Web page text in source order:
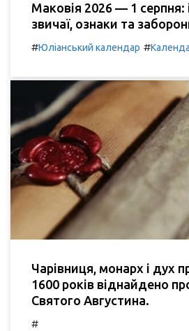
Маковія 2026 — 1 серпня:
звичаї, ознаки та
#Юліанський календар #
Чарівниця, монарх і дух
1600 років віднайдено
Святого Августина.
#